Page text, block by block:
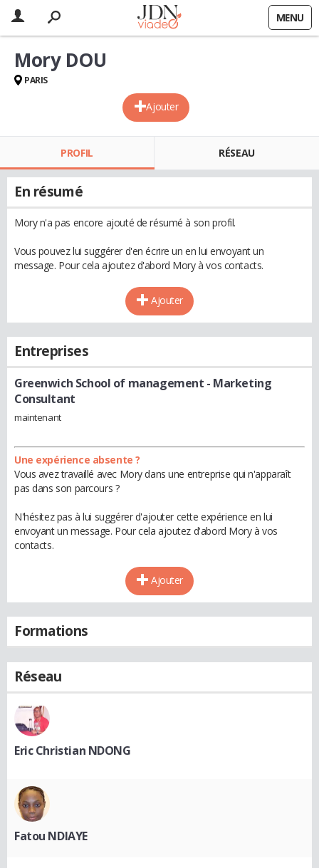
MENU
Ajouter
Mory DOU
PARIS
PROFIL RÉSEAU
En résumé
Mory n'a pas encore ajouté de résumé à son profil.
Vous pouvez lui suggérer d'en écrire un en lui envoyant un
message. Pour cela ajoutez d'abord Mory à vos contacts.
Ajouter
Entreprises
Greenwich School of management - Marketing
Consultant
maintenant
Une expérience absente ?
Vous avez travaillé avec Mory dans une entreprise qui n'apparaît
pas dans son parcours ?
N'hésitez pas à lui suggérer d'ajouter cette expérience en lui
envoyant un message. Pour cela ajoutez d'abord Mory à vos
contacts.
Ajouter
Formations
Réseau
Eric Christian NDONG
Fatou NDIAYE